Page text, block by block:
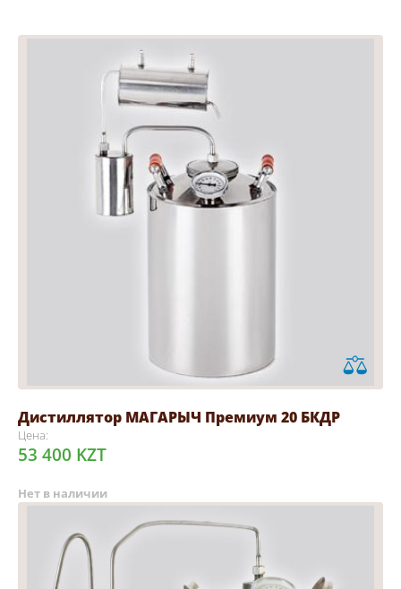
Дистиллятор МАГАРЫЧ Премиум 20 БКДР
Цена:
53 400 KZT
Нет в наличии